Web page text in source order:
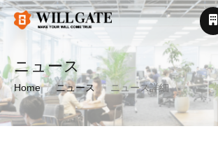
ニュース
Home ニュース ニュース詳細